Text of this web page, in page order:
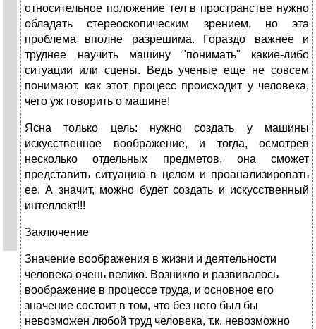
относительное положение тел в пространстве нужно
обладать стереоскопическим зрением, но эта
проблема вполне разрешима. Гораздо важнее и
труднее научить машину "понимать" какие-либо
ситуации или сцены. Ведь ученые еще не совсем
понимают, как этот процесс происходит у человека,
чего уж говорить о машине!
Ясна только цель: нужно создать у машины
искусственное воображение, и тогда, осмотрев
несколько отдельных предметов, она сможет
представить ситуацию в целом и проанализировать
ее. А значит, можно будет создать и искусственный
интеллект!!!
Заключение
Значение воображения в жизни и деятельности
человека очень велико. Возникло и развивалось
воображение в процессе труда, и основное его
значение состоит в том, что без него был бы
невозможен любой труд человека, т.к. невозможно